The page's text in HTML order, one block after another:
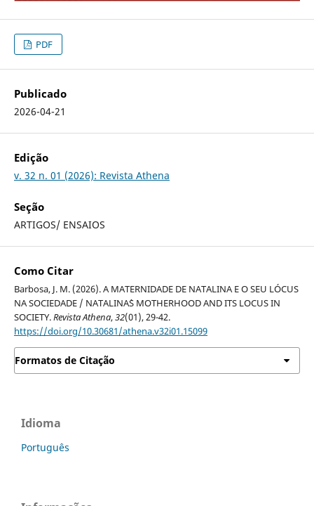
PDF
Publicado
2026-04-21
Edição
v. 32 n. 01 (2026): Revista Athena
Seção
ARTIGOS/ ENSAIOS
Como Citar
Barbosa, J. M. (2026). A MATERNIDADE DE NATALINA E O SEU LÓCUS
NA SOCIEDADE / NATALINA`S MOTHERHOOD AND ITS LOCUS IN
SOCIETY.Revista Athena,32(01), 29-42.
https://doi.org/10.30681/athena.v32i01.15099
Formatos de Citação
Idioma
Português